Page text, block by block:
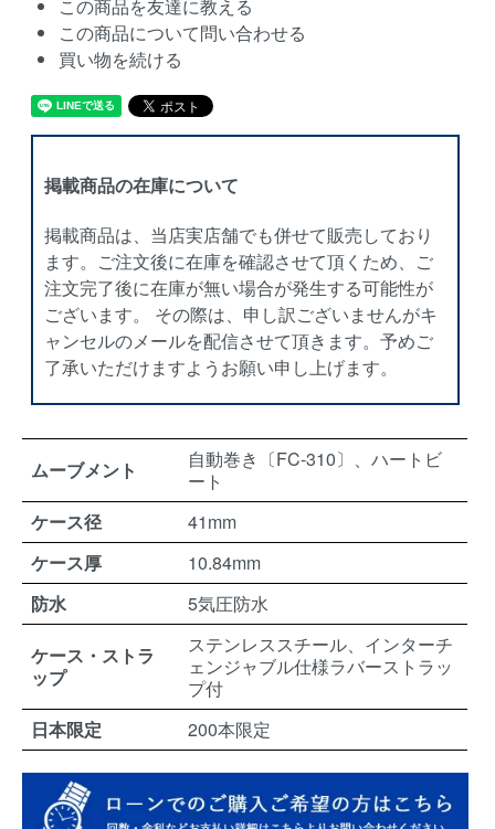
この商品を友達に教える
この商品について問い合わせる
買い物を続ける
掲載商品の在庫について
掲載商品は、当店実店舗でも併せて販売しており
ます。ご注文後に在庫を確認させて頂くため、ご
注文完了後に在庫が無い場合が発生する可能性が
ございます。 その際は、申し訳ございませんがキ
ャンセルのメールを配信させて頂きます。予めご
了承いただけますようお願い申し上げます。
ムーブメント
自動巻き〔FC-310〕、ハートビ
ート
ケース径
41mm
ケース厚
10.84mm
防水
5気圧防水
ケース・ストラ
ップ
ステンレススチール、インターチ
ェンジャブル仕様ラバーストラッ
プ付
日本限定
200本限定